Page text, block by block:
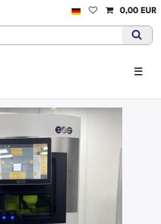
0,00 EUR
☰